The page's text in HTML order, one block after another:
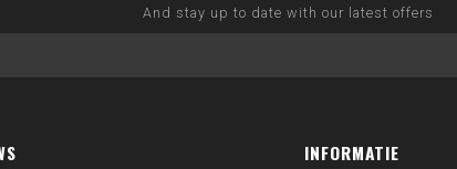
And stay up to date with our latest offers
INFORMATIE